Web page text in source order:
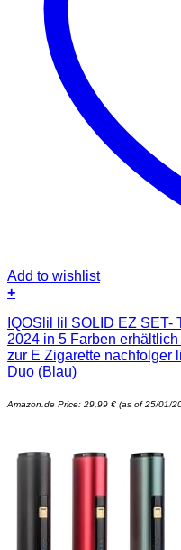
Add to wishlist
+
IQOSlil lil SOLID EZ SET-
2024 in 5 Farben
zur E Zigarette nachfolger
Duo (Blau)
Amazon.de Price: 29,99 € (as of 25/01/